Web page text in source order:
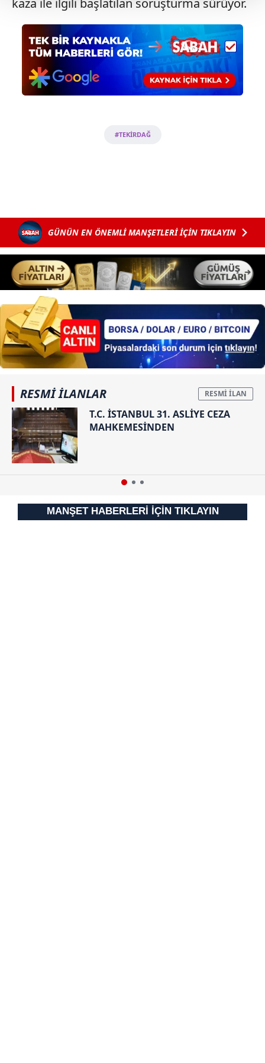
Her halükârda, kullanıcılar, bu çerezlere izin vermedikleri
takdirde, kullanıcılara hedefli reklamlar
gösterilmeyecektir."
Sizlere daha iyi bir hizmet sunabilmek için İnternet
Sitemizde kendimize ve üçüncü kişilere ait çerezler
vasıtasıyla belirleyebilirsiniz. Çerezlere ilişkin detaylı bilgi
için Ayarlar butonuna tıklayabilir,
Metnimiziziyaret edebilirsiniz.
6698 sayılı Kişisel Verilerin Korunması Kanunu uyarınca
hazırlanmış Aydınlatma Metnimizi okumak ve sitemizde
ilgili mevzuata uygun olarak kullanılan çerezlerle ilgili bilgi
almak için lütfentıklayınız.
#TEKİRDAĞ
GÜNÜN EN ÖNEMLİ MANŞETLERİ İÇİN TIKLAYIN
RESMİ İLANLAR
T.C. İSTANBUL 31. ASLİYE CEZA
MAHKEMESİNDEN
MANŞET HABERLERİ İÇİN TIKLAYIN